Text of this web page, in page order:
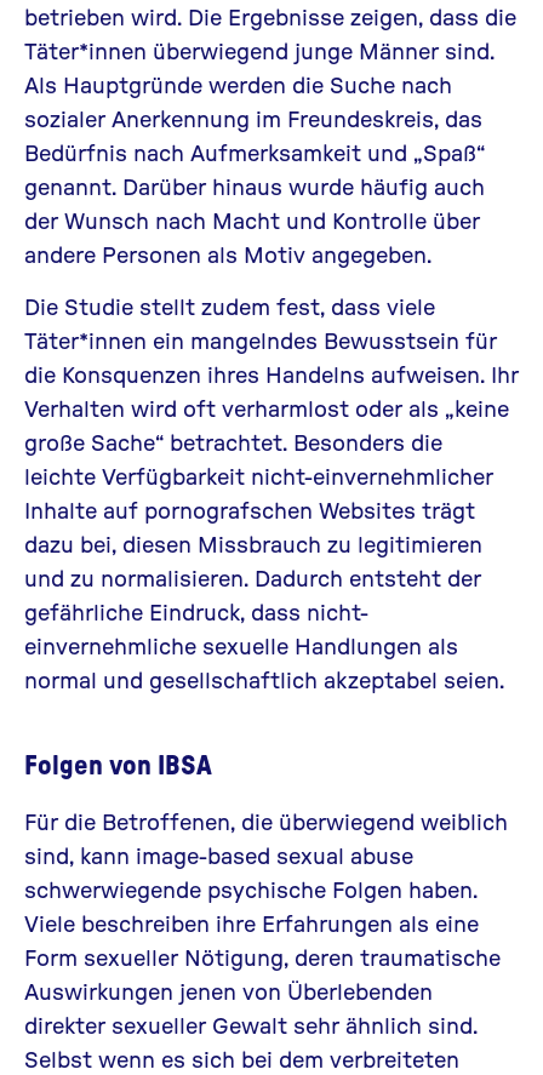
betrieben wird. Die Ergebnisse zeigen, dass die
Täter*innen überwiegend junge Männer sind.
Als Hauptgründe werden die Suche nach
sozialer Anerkennung im Freundeskreis, das
Bedürfnis nach Aufmerksamkeit und „Spaß“
genannt. Darüber hinaus wurde häufig auch
der Wunsch nach Macht und Kontrolle über
andere Personen als Motiv angegeben.
Die Studie stellt zudem fest, dass viele
Täter*innen ein mangelndes Bewusstsein für
die Konsquenzen ihres Handelns aufweisen. Ihr
Verhalten wird oft verharmlost oder als „keine
große Sache“ betrachtet. Besonders die
leichte Verfügbarkeit nicht-einvernehmlicher
Inhalte auf pornografschen Websites trägt
dazu bei, diesen Missbrauch zu legitimieren
und zu normalisieren. Dadurch entsteht der
gefährliche Eindruck, dass nicht-
einvernehmliche sexuelle Handlungen als
normal und gesellschaftlich akzeptabel seien.
Folgen von IBSA
Für die Betroffenen, die überwiegend weiblich
sind, kann image-based sexual abuse
schwerwiegende psychische Folgen haben.
Viele beschreiben ihre Erfahrungen als eine
Form sexueller Nötigung, deren traumatische
Auswirkungen jenen von Überlebenden
direkter sexueller Gewalt sehr ähnlich sind.
Selbst wenn es sich bei dem verbreiteten